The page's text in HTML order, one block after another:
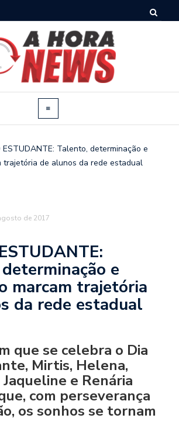
ESTUDANTE: Talento, determinação e
trajetória de alunos da rede estadual
de 2017
e
marcam trajetória
da rede estadual
que se celebra o Dia
Mirtis, Helena,
Jaqueline e Renária
com perseverança
os sonhos se tornam